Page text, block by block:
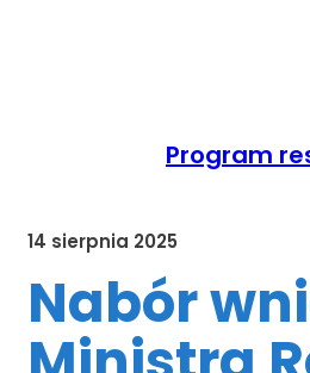
Program
14 sierpnia 2025
Nabór